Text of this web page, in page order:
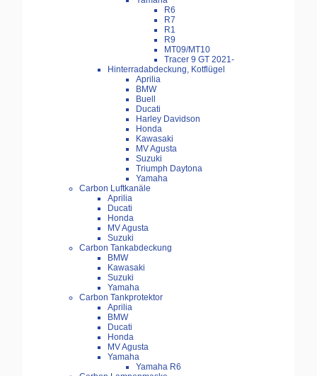
R6
R7
R1
R9
MT09/MT10
Tracer 9 GT 2021-
Hinterradabdeckung, Kotflügel
Aprilia
BMW
Buell
Ducati
Harley Davidson
Honda
Kawasaki
MV Agusta
Suzuki
Triumph Daytona
Yamaha
Carbon Luftkanäle
Aprilia
Ducati
Honda
MV Agusta
Suzuki
Carbon Tankabdeckung
BMW
Kawasaki
Suzuki
Yamaha
Carbon Tankprotektor
Aprilia
BMW
Ducati
Honda
MV Agusta
Yamaha
Yamaha R6